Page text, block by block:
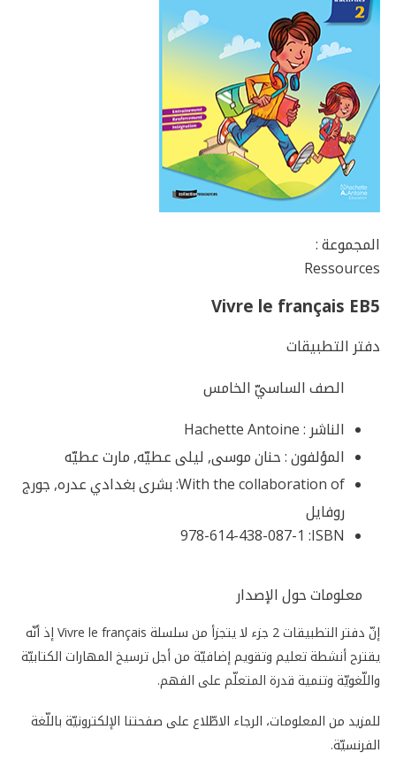
المجموعة :
Ressources
Vivre le français EB5
دفتر التطبيقات
الصف الساسيّ الخامس
الناشر : Hachette Antoine
المؤلفون : حنان موسى, ليلى عطيّه, مارت عطيّه
With the collaboration of: بشرى بغدادي عدره, جورج
روفايل
ISBN:
978-614-438-087-1
معلومات حول الإصدار
إنّ دفتر التطبيقات 2 جزء لا يتجزأ من سلسلة Vivre le français إذ أنّه
يقترح أنشطة تعليم وتقويم إضافيّة من أجل ترسيخ المهارات الكتابيّة
واللّغويّة وتنمية قدرة المتعلّم على الفهم.
للمزيد من المعلومات، الرجاء الاطّلاع على صفحتنا الإلكترونيّة باللّغة
الفرنسيّة.